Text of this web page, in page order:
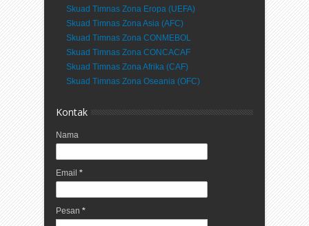
Skuad Timnas Zona Eropa (UEFA)
Skuad Timnas Zona Asia (AFC)
Skuad Timnas Zona CONMEBOL
Skuad Timnas Zona CONCACAF
Skuad Timnas Zona Afrika (CAF)
Skuad Timnas Zona Oseania (OFC)
Kontak
Nama
Email *
Pesan *